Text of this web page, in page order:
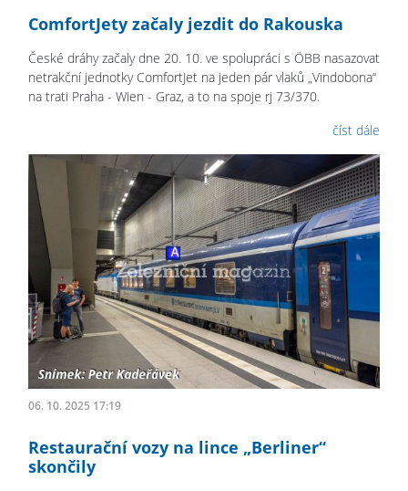
ComfortJety začaly jezdit do Rakouska
České dráhy začaly dne 20. 10. ve spolupráci s ÖBB nasazovat
netrakční jednotky ComfortJet na jeden pár vlaků „Vindobona“
na trati Praha - Wien - Graz, a to na spoje rj 73/370.
číst dále
06. 10. 2025 17:19
Restaurační vozy na lince „Berliner“
skončily